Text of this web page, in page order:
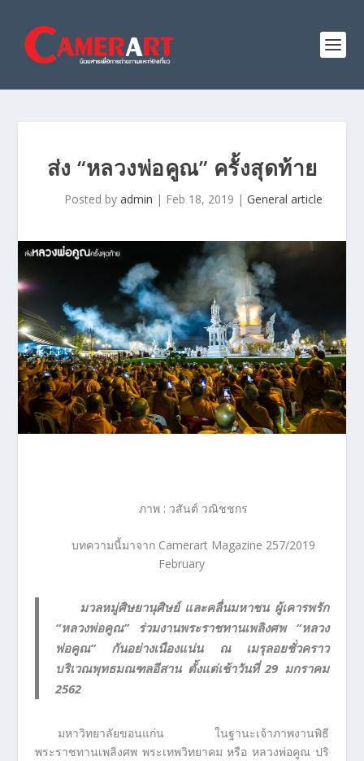
ส่ง “หลวงพ่อคูณ” ครั้งสุดท้าย
Posted by admin | Feb 18, 2019 | General article
ภาพ : วสันต์ วณิชชกร
บทความนี้มาจาก Camerart Magazine 257/2019
February
มวลหมู่ศิษยานุศิษย์ และคลื่นมหาชน ผู้เคารพรัก
“หลวงพ่อคูณ” ร่วมงานพระราชทานเพลิงศพ “หลวง
พ่อคูณ” กันอย่างเนืองแน่น ณ เมรุลอยชั่วคราว
บริเวณพุทธมณฑลอีสาน ตั้งแต่เช้าวันที่ 29 มกราคม
2562
มหาวิทยาลัยขอนแก่น ในฐานะเจ้าภาพงานพิธี
พระราชทานเพลิงศพ พระเทพวิทยาคม หรือ หลวงพ่อคูณ ปริ